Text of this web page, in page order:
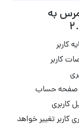
به
کاربر
کاربر
صفحه حساب
کاربری
تغییر خواهد